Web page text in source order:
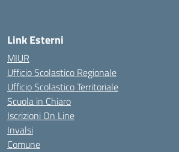
Link Esterni
MIUR
Ufficio Scolastico Regionale
Ufficio Scolastico Territoriale
Scuola in Chiaro
Iscrizioni On Line
Invalsi
Comune